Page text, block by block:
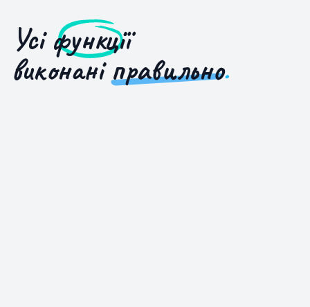
Усіфункції
виконаніправильно.